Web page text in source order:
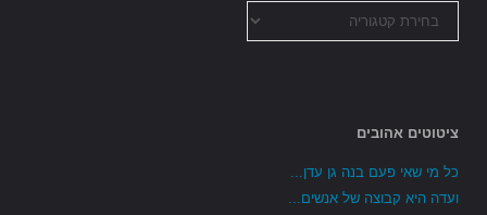
הקטגוריות
ציטוטים אהובים
כל מי שאי פעם בנה גן עדן...
ועדה היא קבוצה של אנשים...